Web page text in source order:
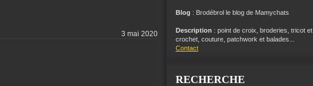
3 mai 2020
Blog : Brodébrol le blog de Mamychats
Description : point de croix, broderies, tricot et
crochet, couture, patchwork et balades...
Contact
RECHERCHE